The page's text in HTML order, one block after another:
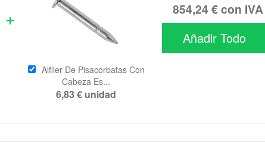
Alfiler De Pisacorbatas Con
Cabeza Es...
6,83 € unidad
854,24 €con IVA
Añadir Todo